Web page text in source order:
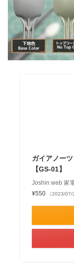
ガイアノー
【GS-01】
Joshin web 家
¥550
（2023/